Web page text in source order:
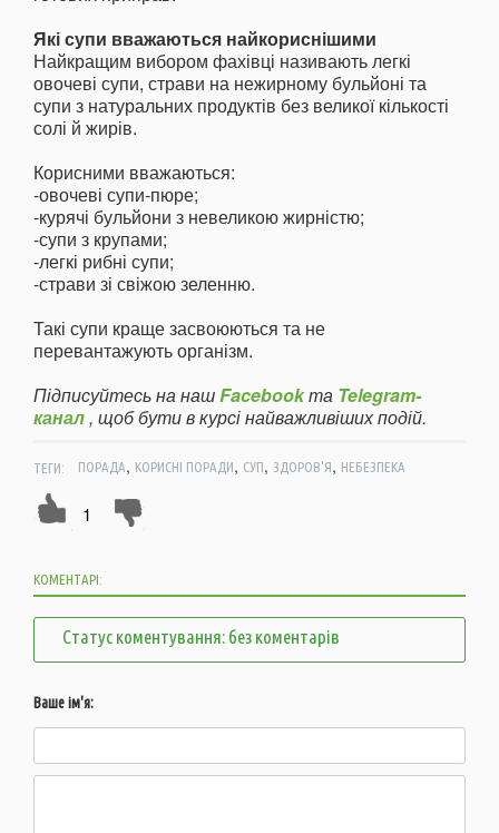
Які супи вважаються найкориснішими
Найкращим вибором фахівці називають легкі
овочеві супи, страви на нежирному бульйоні та
супи з натуральних продуктів без великої кількості
солі й жирів.
Корисними вважаються:
-овочеві супи-пюре;
-курячі бульйони з невеликою жирністю;
-супи з крупами;
-легкі рибні супи;
-страви зі свіжою зеленню.
Такі супи краще засвоюються та не
перевантажують організм.
Підписуйтесь на нашFacebookта Telegram-
канал, щоб бути в курсі найважливіших подій.
ТЕГИ: ПОРАДА, КОРИСНІ ПОРАДИ, СУП, ЗДОРОВ'Я, НЕБЕЗПЕКА
1
КОМЕНТАРІ:
Статус коментування: без коментарів
Ваше ім'я: